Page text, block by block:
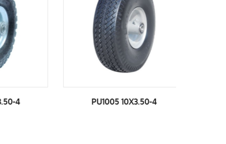
PU1005 10X3.50-4